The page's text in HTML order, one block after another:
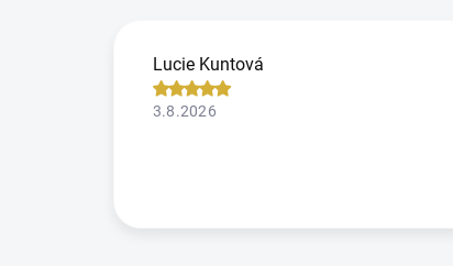
Lucie Kuntová
3.8.2026